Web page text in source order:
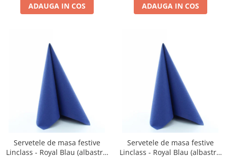
ADAUGA IN COS ADAUGA IN COS
Servetele de masa festive
Linclass - Royal Blau (albastru
Servetele de masa festive
Linclass - Royal Blau (albastru